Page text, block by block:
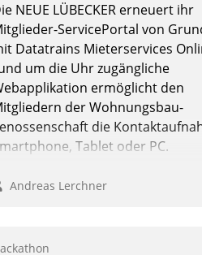
NEUE LÜBECKER erneuert ihr
ServicePortal von
Datatrains Mieterservices
um die Uhr zugängliche
ermöglicht den
der Wohnungs­bau­
die
Tablet oder PC.
Andreas Lerchner